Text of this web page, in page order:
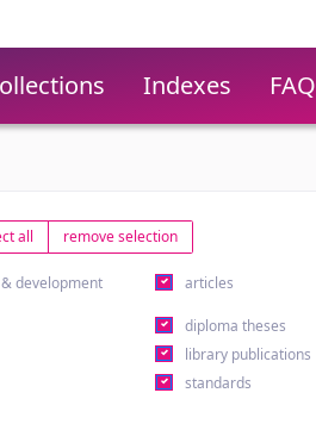
Indexes FAQ
all remove selection
development
articles
diploma theses
library publications
standards